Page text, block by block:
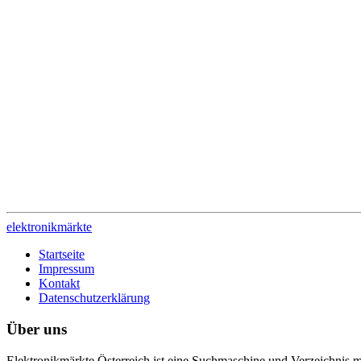
elektronikmärkte
Startseite
Impressum
Kontakt
Datenschutzerklärung
Über uns